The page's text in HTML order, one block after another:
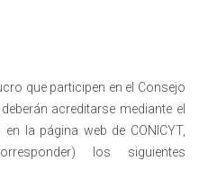
que participen en el Consejo
acreditarse mediante el
la página web de CONICYT,
los siguientes